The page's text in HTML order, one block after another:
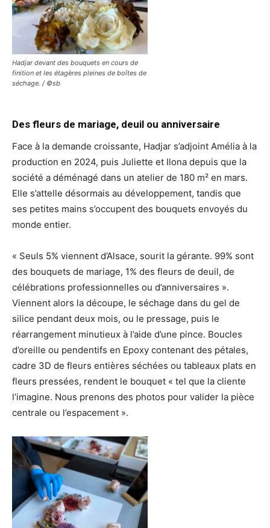
Hadjar devant des bouquets en cours de
finition et les étagères pleines de boîtes de
séchage. / ©sb
Des fleurs de mariage, deuil ou anniversaire
Face à la demande croissante, Hadjar s’adjoint Amélia à la
production en 2024, puis Juliette et Ilona depuis que la
société a déménagé dans un atelier de 180 m² en mars.
Elle s’attelle désormais au développement, tandis que
ses petites mains s’occupent des bouquets envoyés du
monde entier.
« Seuls 5% viennent d’Alsace, sourit la gérante. 99% sont
des bouquets de mariage, 1% des fleurs de deuil, de
célébrations professionnelles ou d’anniversaires ».
Viennent alors la découpe, le séchage dans du gel de
silice pendant deux mois, ou le pressage, puis le
réarrangement minutieux à l’aide d’une pince. Boucles
d’oreille ou pendentifs en Epoxy contenant des pétales,
cadre 3D de fleurs entières séchées ou tableaux plats en
fleurs pressées, rendent le bouquet « tel que la cliente
l’imagine. Nous prenons des photos pour valider la pièce
centrale ou l’espacement ».